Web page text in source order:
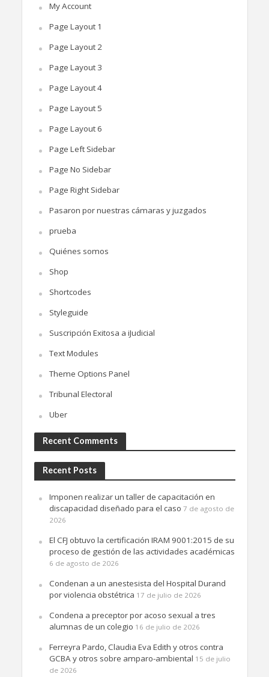
My Account
Page Layout 1
Page Layout 2
Page Layout 3
Page Layout 4
Page Layout 5
Page Layout 6
Page Left Sidebar
Page No Sidebar
Page Right Sidebar
Pasaron por nuestras cámaras y juzgados
prueba
Quiénes somos
Shop
Shortcodes
Styleguide
Suscripción Exitosa a iJudicial
Text Modules
Theme Options Panel
Tribunal Electoral
Uber
Recent Comments
Recent Posts
Imponen realizar un taller de capacitación en
discapacidad diseñado para el caso 7 de agosto de
2026
El CFJ obtuvo la certificación IRAM 9001:2015 de su
proceso de gestión de las actividades académicas
6 de agosto de 2026
Condenan a un anestesista del Hospital Durand
por violencia obstétrica 17 de julio de 2026
Condena a preceptor por acoso sexual a tres
alumnas de un colegio 16 de julio de 2026
Ferreyra Pardo, Claudia Eva Edith y otros contra
GCBA y otros sobre amparo-ambiental 15 de julio
de 2026